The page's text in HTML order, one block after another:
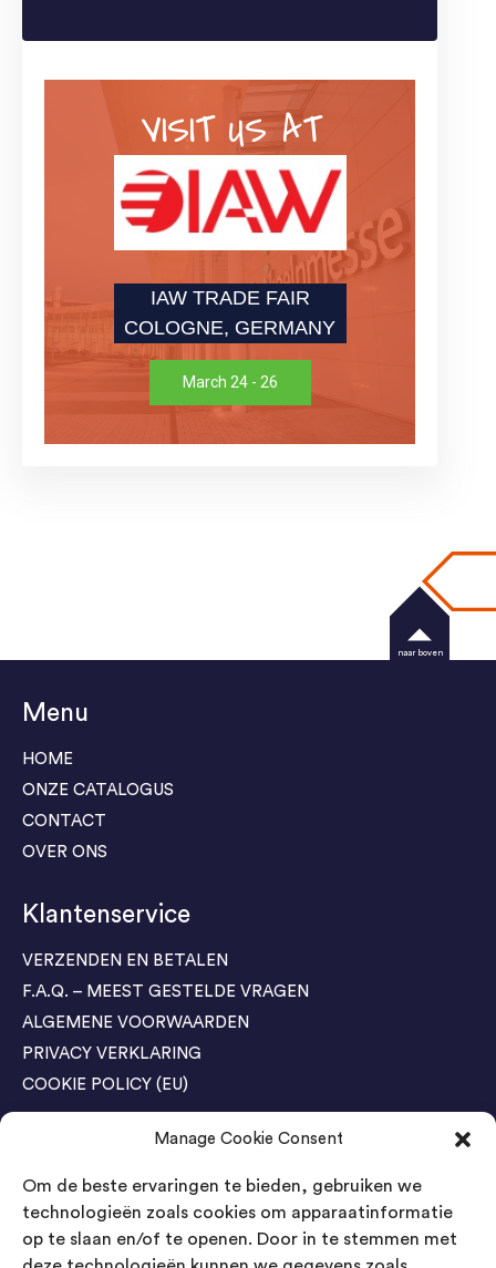
Manage Cookie Consent
Om de beste ervaringen te bieden, gebruiken we
technologieën zoals cookies om apparaatinformatie
op te slaan en/of te openen. Door in te stemmen met
VISIT US AT
IAW TRADE FAIR
COLOGNE, GERMANY
March 24 - 26
Menu
HOME
ONZE CATALOGUS
CONTACT
OVER ONS
Klantenservice
VERZENDEN EN BETALEN
F.A.Q. – MEEST GESTELDE VRAGEN
ALGEMENE VOORWAARDEN
PRIVACY VERKLARING
COOKIE POLICY (EU)
Agenda Trade Shows
04-05 November / SVG FAIR Winterswijk
Bestel GRATIS kaarten
24-26 March / IAW Trade Fair - Cologne
naar boven